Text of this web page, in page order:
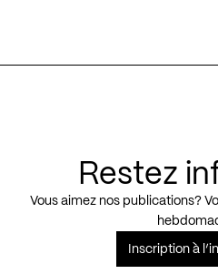
Restez
Vous aimez nos publications?
Inscription à